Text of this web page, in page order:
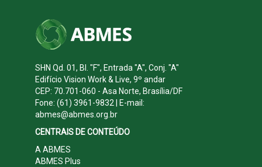
SHN Qd. 01, Bl. "F", Entrada "A", Conj. "A"
Edifício Vision Work & Live, 9º andar
CEP: 70.701-060 - Asa Norte, Brasília/DF
Fone: (61) 3961-9832 | E-mail:
abmes@abmes.org.br
CENTRAIS DE CONTEÚDO
A ABMES
ABMES Plus